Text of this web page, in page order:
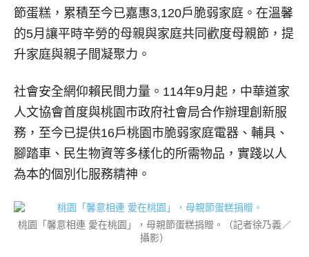
節蛋糕，累積至今已嘉惠3,120戶脆弱家庭。在溫馨
的5月讓平時辛勞的母親與家庭共同歡度母親節，提
升家庭與親子間凝聚力。
社會安全網仰賴民間力量。114年9月起，中華道家
人文協會首度與桃園市政府社會局合作辦理創新服
務，至今已提供16戶桃園市脆弱家庭電器、輔具、
腳踏車、民生物資等多樣化的所需物品，實踐以人
為本的個別化服務精神。
桃園「馨意相連 愛在桃園」，母親節蛋糕捐贈。（記者徐乃義／
攝影）